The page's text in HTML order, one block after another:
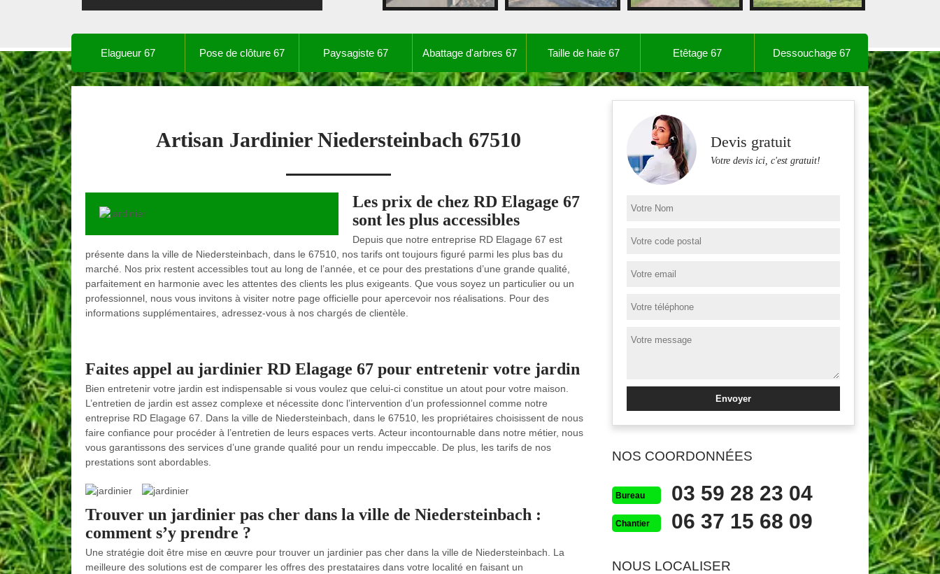
Elagueur 67 Pose de clôture 67 Paysagiste 67 Abattage d'arbres 67 Taille de haie 67 Etêtage 67 Dessouchage 67
Artisan Jardinier Niedersteinbach 67510
Les prix de chez RD Elagage 67
sont les plus accessibles
Depuis que notre entreprise RD Elagage 67 est
présente dans la ville de Niedersteinbach, dans le 67510, nos tarifs ont toujours figuré parmi les plus bas du
marché. Nos prix restent accessibles tout au long de l’année, et ce pour des prestations d’une grande qualité,
parfaitement en harmonie avec les attentes des clients les plus exigeants. Que vous soyez un particulier ou un
professionnel, nous vous invitons à visiter notre page officielle pour apercevoir nos réalisations. Pour des
informations supplémentaires, adressez-vous à nos chargés de clientèle.
Faites appel au jardinier RD Elagage 67 pour entretenir votre jardin
Bien entretenir votre jardin est indispensable si vous voulez que celui-ci constitue un atout pour votre maison.
L’entretien de jardin est assez complexe et nécessite donc l’intervention d’un professionnel comme notre
entreprise RD Elagage 67. Dans la ville de Niedersteinbach, dans le 67510, les propriétaires choisissent de nous
faire confiance pour procéder à l’entretien de leurs espaces verts. Acteur incontournable dans notre métier, nous
vous garantissons des services d’une grande qualité pour un rendu impeccable. De plus, les tarifs de nos
prestations sont abordables.
Trouver un jardinier pas cher dans la ville de Niedersteinbach :
comment s’y prendre ?
Une stratégie doit être mise en œuvre pour trouver un jardinier pas cher dans la ville de Niedersteinbach. La
meilleure des solutions est de comparer les offres des prestataires dans votre localité en faisant un
Devis gratuit
Votre devis ici, c'est gratuit!
NOS COORDONNÉES
Bureau 03 59 28 23 04
Chantier 06 37 15 68 09
NOUS LOCALISER